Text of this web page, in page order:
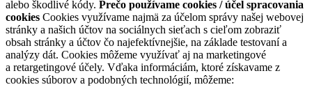
alebo škodlivé kódy. Prečo používame cookies / účel spracovania
cookies Cookies využívame najmä za účelom správy našej webovej
stránky a našich účtov na sociálnych sieťach s cieľom zobraziť
obsah stránky a účtov čo najefektívnejšie, na základe testovaní a
analýzy dát. Cookies môžeme využívať aj na marketingové
a retargetingové účely. Vďaka informáciám, ktoré získavame z
cookies súborov a podobných technológií, môžeme: